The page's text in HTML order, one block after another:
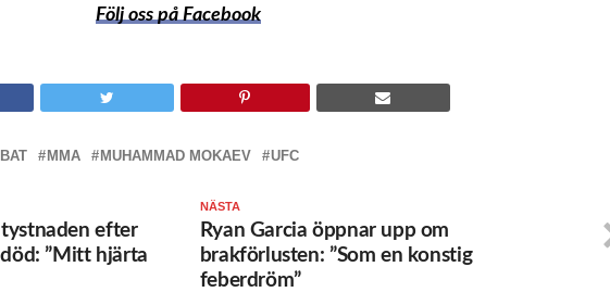
Följ oss på Facebook
MMA MUHAMMAD MOKAEV UFC
NÄSTA
Ryan Garcia öppnar upp om
brakförlusten: ”Som en konstig
feberdröm”
efter
”Mitt hjärta